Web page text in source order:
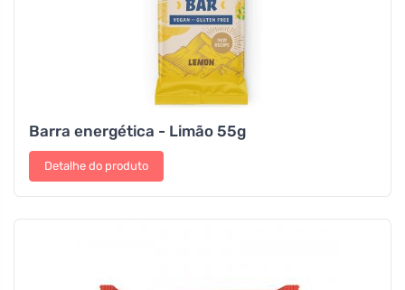
Barra energética - Limão 55g
Detalhe do produto